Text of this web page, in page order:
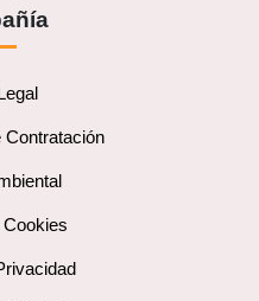
Contratación
Cookies